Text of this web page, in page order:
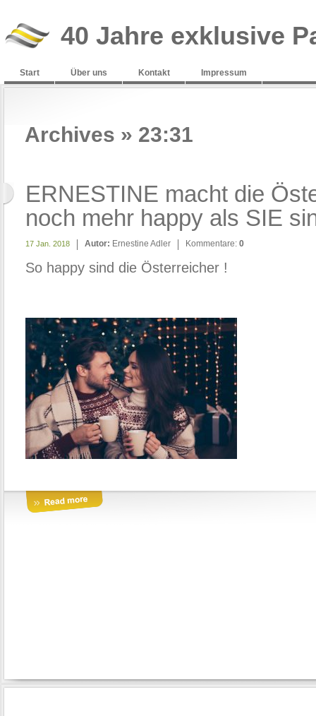
40 Jahre exklusive
Start Über uns Kontakt Impressum
Archives » 23:31
ERNESTINE macht die
noch mehr happy als SIE
17 Jan. 2018 Autor: Ernestine Adler Kommentare: 0
So happy sind die Österreicher !